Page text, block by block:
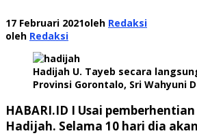
17 Februari 2021oleh Redaksi
oleh Redaksi
Hadijah U. Tayeb secara
Provinsi Gorontalo, Sri Wahyuni
HABARI.ID I Usai pemberhentian
Hadijah. Selama 10 hari dia